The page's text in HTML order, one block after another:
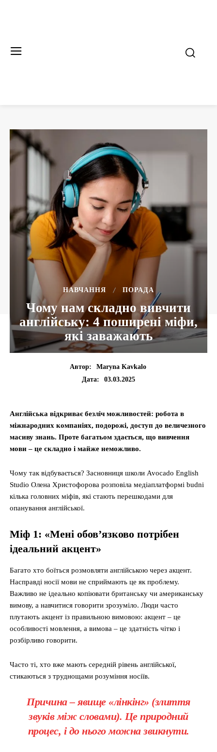
НАВЧАННЯ ПОРАДА
Чому нам складно вивчити
англійську: 4 поширені міфи,
які заважають
Автор:
Maryna Kavkalo
Дата:
03.03.2025
Англійська відкриває безліч можливостей: робота в
міжнародних компаніях, подорожі, доступ до величезного
масиву знань. Проте багатьом здається, що вивчення
мови – це складно і майже неможливо.
Чому так відбувається? Засновниця школи Avocado English
Studio Олена Христофорова розповіла медіаплатформі budni
кілька головних міфів, які стають перешкодами для
опанування англійської.
Міф 1: «Мені обов’язково потрібен
ідеальний акцент»
Багато хто боїться розмовляти англійською через акцент.
Насправді носії мови не сприймають це як проблему.
Важливо не ідеально копіювати британську чи американську
вимову, а навчитися говорити зрозуміло. Люди часто
плутають акцент із правильною вимовою: акцент – це
особливості мовлення, а вимова – це здатність чітко і
розбірливо говорити.
Часто ті, хто вже мають середній рівень англійської,
стикаються з труднощами розуміння носіїв.
Причина – явище «лінкінг» (злиття
звуків між словами). Це природний
процес, і до нього можна звикнути.